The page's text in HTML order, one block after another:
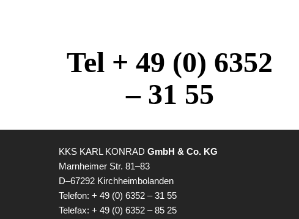
Tel + 49 (0) 6352
– 31 55
KKS KARL KONRAD GmbH & Co. KG
Marnheimer Str. 81–83
D–67292 Kirchheimbolanden
Telefon: + 49 (0) 6352 – 31 55
Telefax: + 49 (0) 6352 – 85 25